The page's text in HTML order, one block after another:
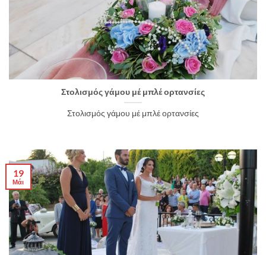
Στολισμός γάμου μέ μπλέ ορτανσίες
Στολισμός γάμου μέ μπλέ ορτανσίες
19
Μάι